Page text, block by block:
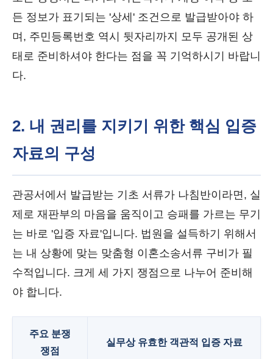
든 정보가 표기되는 '상세' 조건으로 발급받아야 하
며, 주민등록번호 역시 뒷자리까지 모두 공개된 상
태로 준비하셔야 한다는 점을 꼭 기억하시기 바랍니
다.
2. 내 권리를 지키기 위한 핵심 입증
자료의 구성
관공서에서 발급받는 기초 서류가 나침반이라면, 실
제로 재판부의 마음을 움직이고 승패를 가르는 무기
는 바로 '입증 자료'입니다. 법원을 설득하기 위해서
는 내 상황에 맞는 맞춤형 이혼소송서류 구비가 필
수적입니다. 크게 세 가지 쟁점으로 나누어 준비해
야 합니다.
주요 분쟁
쟁점
실무상 유효한 객관적 입증 자료